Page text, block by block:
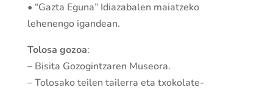
• “Gazta Eguna” Idiazabalen maiatzeko
lehenengo igandean.
Tolosa gozoa:
– Bisita Gozogintzaren Museora.
– Tolosako teilen tailerra eta txokolate-